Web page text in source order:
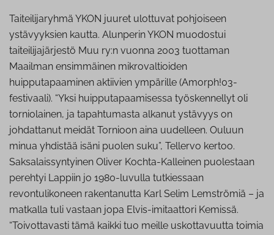
Taiteilijaryhmä YKON juuret ulottuvat pohjoiseen
ystävyyksien kautta. Alunperin YKON muodostui
taiteilijajärjestö Muu ry:n vuonna 2003 tuottaman
Maailman ensimmäinen mikrovaltioiden
huipputapaaminen aktiivien ympärille (Amorph!03-
festivaali). “Yksi huipputapaamisessa työskennellyt oli
torniolainen, ja tapahtumasta alkanut ystävyys on
johdattanut meidät Tornioon aina uudelleen. Ouluun
minua yhdistää isäni puolen suku”, Tellervo kertoo.
Saksalaissyntyinen Oliver Kochta-Kalleinen puolestaan
perehtyi Lappiin jo 1980-luvulla tutkiessaan
revontulikoneen rakentanutta Karl Selim Lemströmiä – ja
matkalla tuli vastaan jopa Elvis-imitaattori Kemissä.
“Toivottavasti tämä kaikki tuo meille uskottavuutta toimia